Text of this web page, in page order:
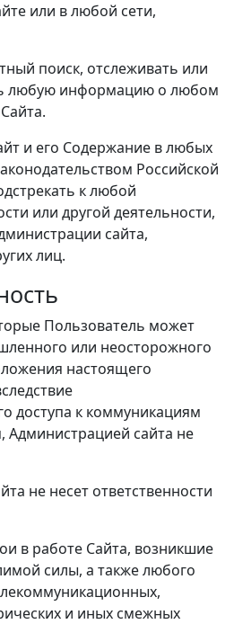
или в любой сети,
поиск, отслеживать или
любую информацию о любом
и его Содержание в любых
Российской
к любой
или другой деятельности,
сайта,
лиц.
Пользователь может
или неосторожного
настоящего
доступа к коммуникациям
Администрацией сайта не
не несет ответственности
в работе Сайта, возникшие
силы, а также любого
и иных смежных